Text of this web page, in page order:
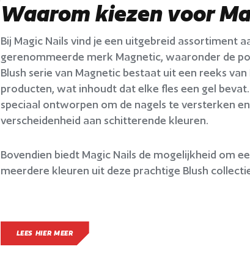
Waarom kiezen voor
Bij Magic Nails vind je een uitgebreid assortiment
gerenommeerde merk Magnetic, waaronder de
Blush serie van Magnetic bestaat uit een reeks van
producten, wat inhoudt dat elke fles een gel bevat.
speciaal ontworpen om de nagels te versterken
verscheidenheid aan schitterende kleuren.
Bovendien biedt Magic Nails de mogelijkheid om
meerdere kleuren uit deze prachtige Blush
LEES HIER MEER